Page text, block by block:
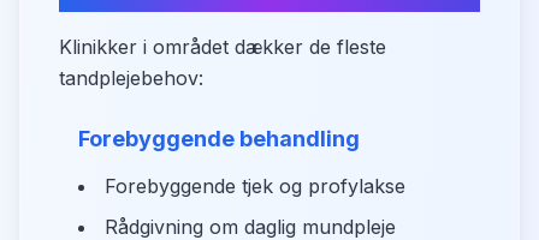
Klinikker i området dækker de fleste
tandplejebehov:
Forebyggende behandling
Forebyggende tjek og profylakse
Rådgivning om daglig mundpleje